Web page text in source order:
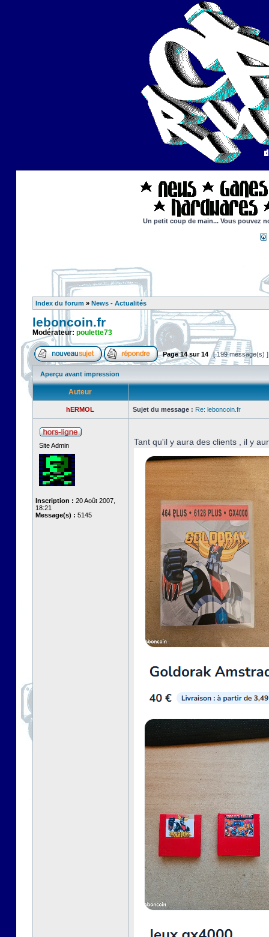
Un petit coup de main... Vous pouvez
Index du forum » News - Actualités
leboncoin.fr
Modérateur: poulette73
Page14sur14 [ 199 message(s)
Aperçu avant impression
Auteur
hERMOL Sujet du message : Re: leboncoin.fr
Site Admin
Inscription : 20 Août 2007,
18:21
Message(s) : 5145
Tant qu'il y aura des clients , il y